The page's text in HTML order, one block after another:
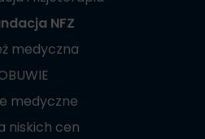
NFZ
medyczna
medyczne
niskich cen